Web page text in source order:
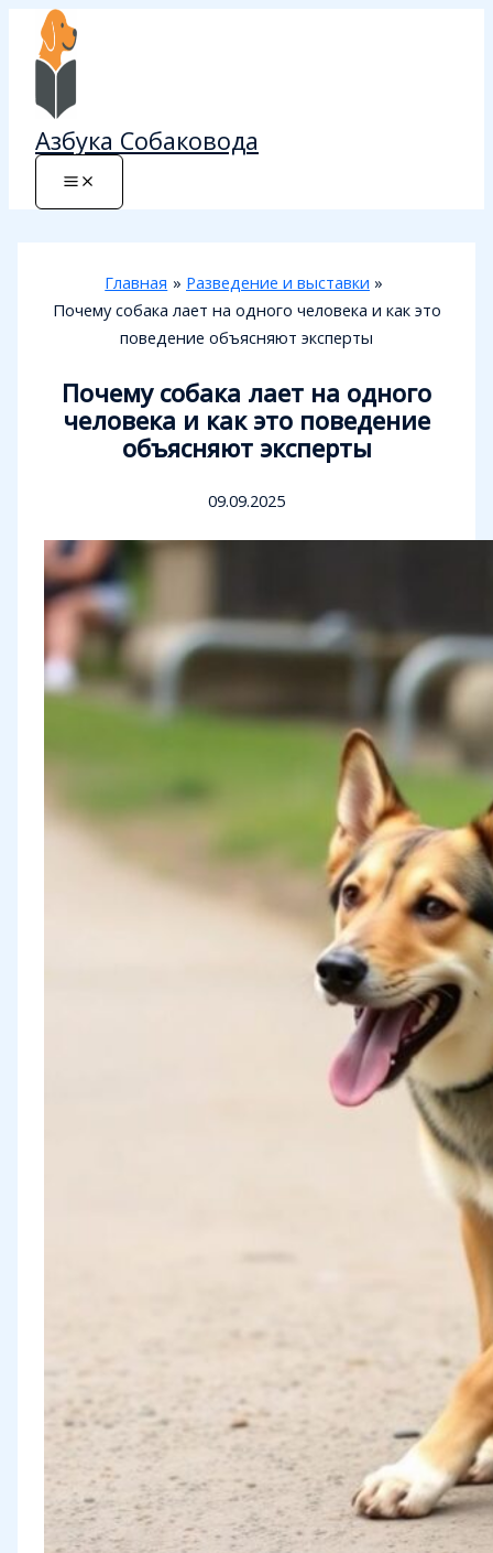
Перейти
содержимому
Азбука Собаковода
Главная
Разведение и выставки
Почему собака лает на одного человека и как это
поведение объясняют эксперты
Почему собака лает на одного
человека и как это поведение
объясняют эксперты
09.09.2025